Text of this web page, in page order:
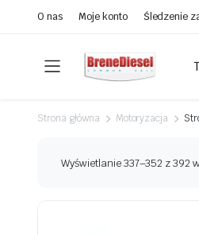
O nas Moje konto Śledzenie
Strona główna Motoryzacja
Wyświetlanie 337–352 z 392